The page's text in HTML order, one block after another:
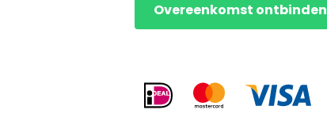
Overeenkomst ontbinden